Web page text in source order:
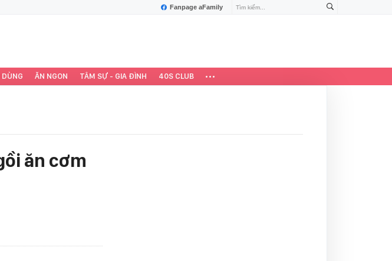
Fanpage aFamily
DÙNG ĂN NGON TÂM SỰ - GIA ĐÌNH 40S CLUB
ăn cơm